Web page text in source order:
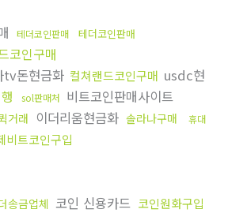
테더코인판매 테더코인판매
코인구매
tv돈현금화 컬쳐랜드코인구매 usdc현
sol판매처 비트코인판매사이트
거래 이더리움현금화 솔라나구매
휴대
비트코인구입
송금업체 코인 신용카드 코인원화구입